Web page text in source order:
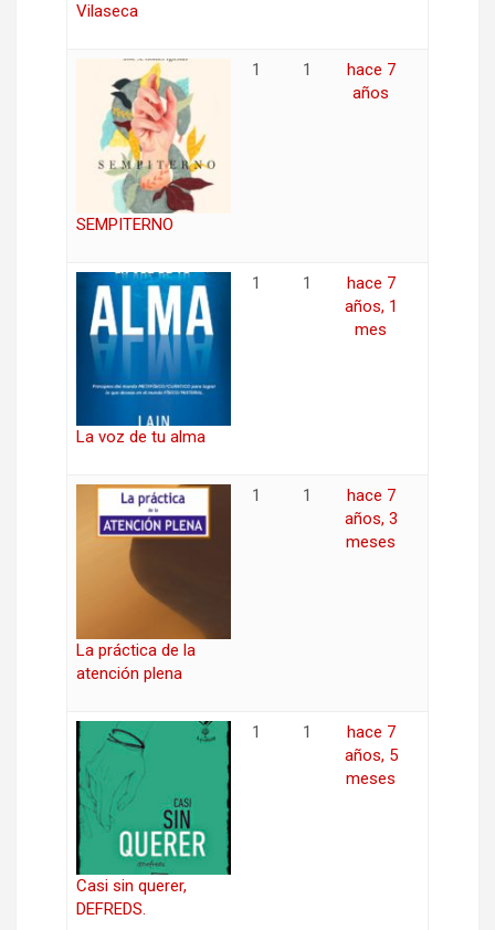
Vilaseca
SEMPITERNO
1 1
hace 7
años
La voz de tu alma
1 1
hace 7
años, 1
mes
La práctica de la
atención plena
1 1
hace 7
años, 3
meses
Casi sin querer,
DEFREDS.
1 1
hace 7
años, 5
meses